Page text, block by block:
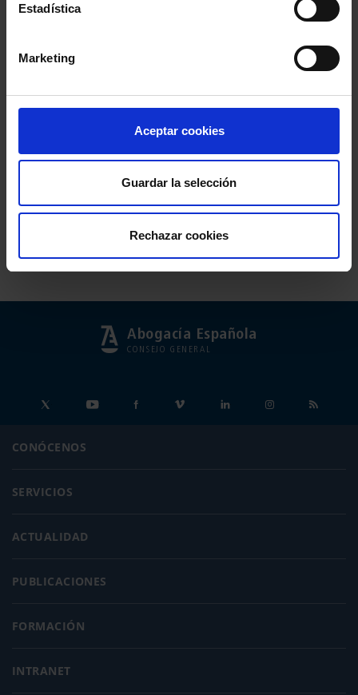
Estadística
Marketing
Aceptar cookies
Guardar la selección
Rechazar cookies
Abogacía Española
CONSEJO GENERAL
CONÓCENOS
SERVICIOS
ACTUALIDAD
PUBLICACIONES
FORMACIÓN
INTRANET